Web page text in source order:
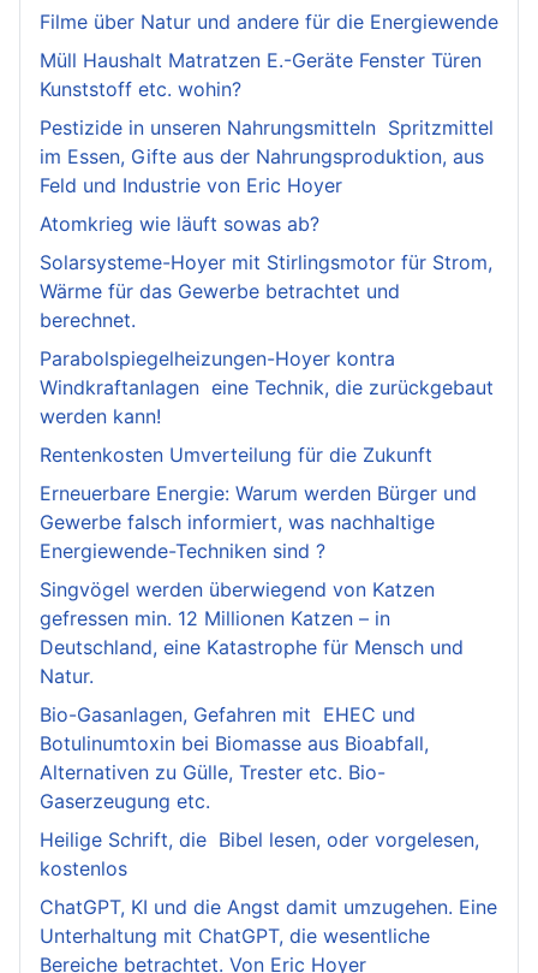
Filme über Natur und andere für die Energiewende
Müll Haushalt Matratzen E.-Geräte Fenster Türen
Kunststoff etc. wohin?
Pestizide in unseren Nahrungsmitteln Spritzmittel
im Essen, Gifte aus der Nahrungsproduktion, aus
Feld und Industrie von Eric Hoyer
Atomkrieg wie läuft sowas ab?
Solarsysteme-Hoyer mit Stirlingsmotor für Strom,
Wärme für das Gewerbe betrachtet und
berechnet.
Parabolspiegelheizungen-Hoyer kontra
Windkraftanlagen eine Technik, die zurückgebaut
werden kann!
Rentenkosten Umverteilung für die Zukunft
Erneuerbare Energie: Warum werden Bürger und
Gewerbe falsch informiert, was nachhaltige
Energiewende-Techniken sind ?
Singvögel werden überwiegend von Katzen
gefressen min. 12 Millionen Katzen – in
Deutschland, eine Katastrophe für Mensch und
Natur.
Bio-Gasanlagen, Gefahren mit EHEC und
Botulinumtoxin bei Biomasse aus Bioabfall,
Alternativen zu Gülle, Trester etc. Bio-
Gaserzeugung etc.
Heilige Schrift, die Bibel lesen, oder vorgelesen,
kostenlos
ChatGPT, KI und die Angst damit umzugehen. Eine
Unterhaltung mit ChatGPT, die wesentliche
Bereiche betrachtet. Von Eric Hoyer